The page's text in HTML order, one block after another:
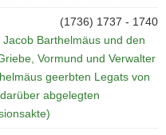
(1736) 1737 - 1740
Barthelmäus und den
Vormund und Verwalter
geerbten Legats von
abgelegten